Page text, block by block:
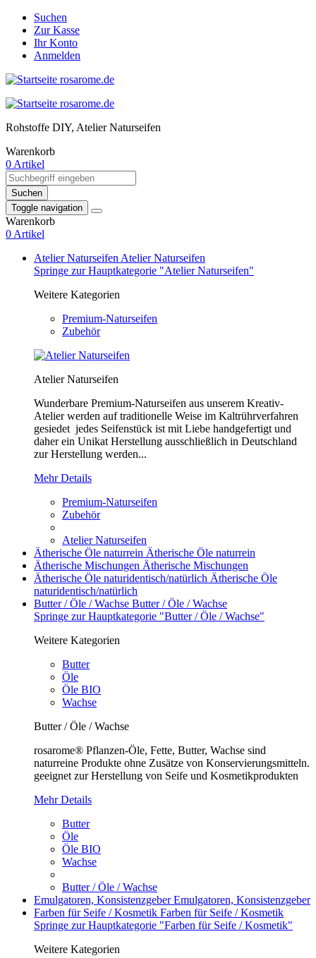
Suchen
Zur Kasse
Ihr Konto
Anmelden
Rohstoffe DIY, Atelier Naturseifen
Warenkorb
0 Artikel
Suchen
Toggle navigation
Warenkorb
0 Artikel
Atelier Naturseifen Atelier Naturseifen
Springe zur Hauptkategorie "Atelier Naturseifen"
Weitere Kategorien
Premium-Naturseifen
Zubehör
Atelier Naturseifen
Wunderbare Premium-Naturseifen aus unserem Kreativ-
Atelier werden auf traditionelle Weise im Kaltrührverfahren
gesiedet jedes Seifenstück ist mit Liebe handgefertigt und
daher ein Unikat Herstellung ausschließlich in Deutschland
zur Herstellung werden...
Mehr Details
Premium-Naturseifen
Zubehör
Atelier Naturseifen
Ätherische Öle naturrein Ätherische Öle naturrein
Ätherische Mischungen Ätherische Mischungen
Ätherische Öle naturidentisch/natürlich Ätherische Öle
naturidentisch/natürlich
Butter / Öle / Wachse Butter / Öle / Wachse
Springe zur Hauptkategorie "Butter / Öle / Wachse"
Weitere Kategorien
Butter
Öle
Öle BIO
Wachse
Butter / Öle / Wachse
rosarome® Pflanzen-Öle, Fette, Butter, Wachse sind
naturreine Produkte ohne Zusätze von Konservierungsmitteln.
geeignet zur Herstellung von Seife und Kosmetikprodukten
Mehr Details
Butter
Öle
Öle BIO
Wachse
Butter / Öle / Wachse
Emulgatoren, KonsistenzgeberEmulgatoren, Konsistenzgeber
Farben für Seife / Kosmetik Farben für Seife / Kosmetik
Springe zur Hauptkategorie "Farben für Seife / Kosmetik"
Weitere Kategorien